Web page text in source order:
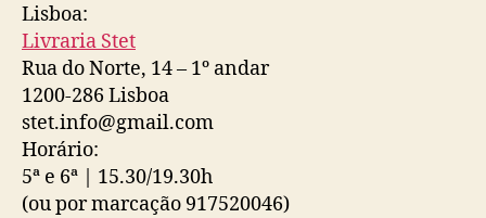
Lisboa:
Livraria Stet
Rua do Norte, 14 – 1º andar
1200-286 Lisboa
stet.info@gmail.com
Horário:
5ª e 6ª | 15.30/19.30h
(ou por marcação 917520046)